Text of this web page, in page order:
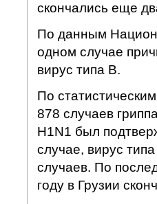
скончались еще
По данным
одном случае
вирус типа B.
По
878 случаев
H1N1 был
случае, вирус
случаев. По
году в Грузии